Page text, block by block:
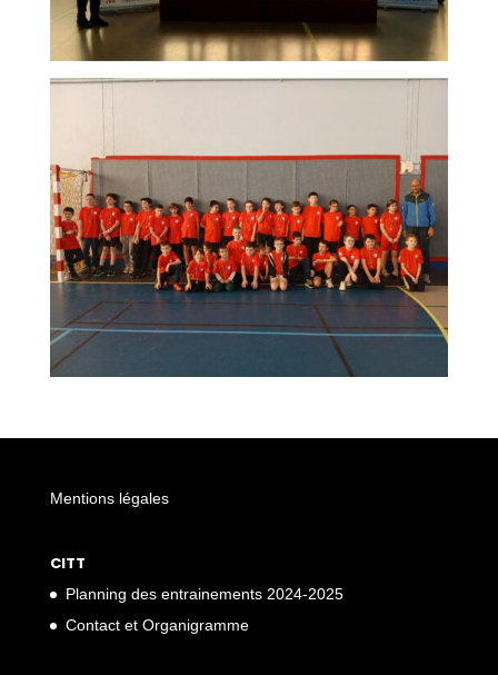
Mentions légales
CITT
Planning des entrainements 2024-2025
Contact et Organigramme